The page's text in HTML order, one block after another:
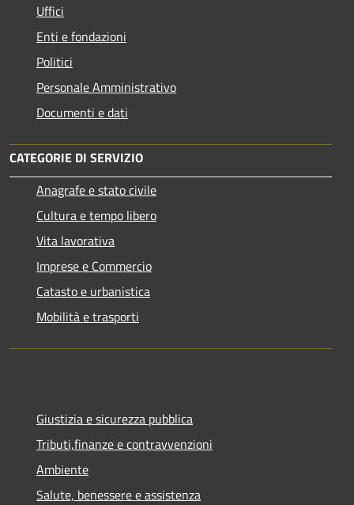
Uffici
Enti e fondazioni
Politici
Personale Amministrativo
Documenti e dati
CATEGORIE DI SERVIZIO
Anagrafe e stato civile
Cultura e tempo libero
Vita lavorativa
Imprese e Commercio
Catasto e urbanistica
Mobilità e trasporti
Giustizia e sicurezza pubblica
Tributi,finanze e contravvenzioni
Ambiente
Salute, benessere e assistenza